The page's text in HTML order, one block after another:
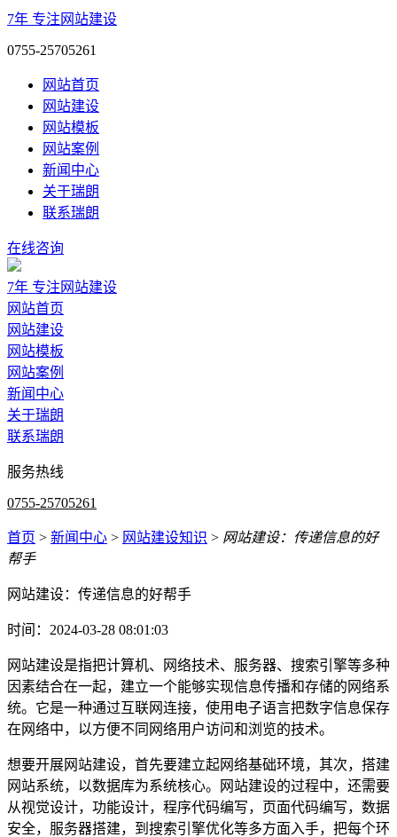
7年 专注网站建设
0755-25705261
网站首页
网站建设
网站模板
网站案例
新闻中心
关于瑞朗
联系瑞朗
在线咨询
7年 专注网站建设
网站首页
网站建设
网站模板
网站案例
新闻中心
关于瑞朗
联系瑞朗
服务热线
0755-25705261
首页 > 新闻中心 > 网站建设知识 > 网站建设：传递信息的好
帮手
网站建设：传递信息的好帮手
时间：2024-03-28 08:01:03
网站建设是指把计算机、网络技术、服务器、搜索引擎等多种
因素结合在一起，建立一个能够实现信息传播和存储的网络系
统。它是一种通过互联网连接，使用电子语言把数字信息保存
在网络中，以方便不同网络用户访问和浏览的技术。
想要开展网站建设，首先要建立起网络基础环境，其次，搭建
网站系统，以数据库为系统核心。网站建设的过程中，还需要
从视觉设计，功能设计，程序代码编写，页面代码编写，数据
安全，服务器搭建，到搜索引擎优化等多方面入手，把每个环